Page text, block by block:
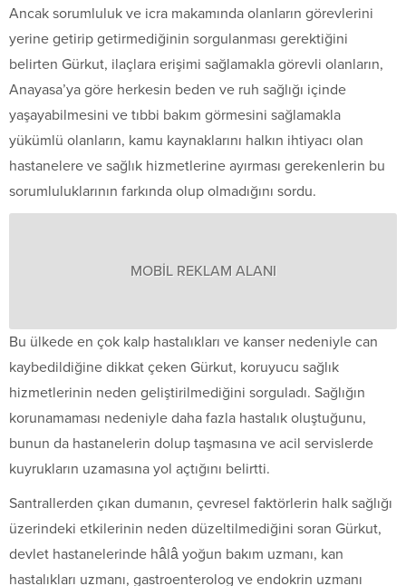
Ancak sorumluluk ve icra makamında olanların görevlerini
yerine getirip getirmediğinin sorgulanması gerektiğini
belirten Gürkut, ilaçlara erişimi sağlamakla görevli olanların,
Anayasa’ya göre herkesin beden ve ruh sağlığı içinde
yaşayabilmesini ve tıbbi bakım görmesini sağlamakla
yükümlü olanların, kamu kaynaklarını halkın ihtiyacı olan
hastanelere ve sağlık hizmetlerine ayırması gerekenlerin bu
sorumluluklarının farkında olup olmadığını sordu.
MOBİL REKLAM ALANI
Bu ülkede en çok kalp hastalıkları ve kanser nedeniyle can
kaybedildiğine dikkat çeken Gürkut, koruyucu sağlık
hizmetlerinin neden geliştirilmediğini sorguladı. Sağlığın
korunamaması nedeniyle daha fazla hastalık oluştuğunu,
bunun da hastanelerin dolup taşmasına ve acil servislerde
kuyrukların uzamasına yol açtığını belirtti.
Santrallerden çıkan dumanın, çevresel faktörlerin halk sağlığı
üzerindeki etkilerinin neden düzeltilmediğini soran Gürkut,
devlet hastanelerinde hâlâ yoğun bakım uzmanı, kan
hastalıkları uzmanı, gastroenterolog ve endokrin uzmanı